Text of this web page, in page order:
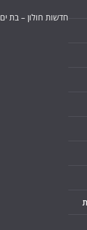
חדשות חולון – בת ים